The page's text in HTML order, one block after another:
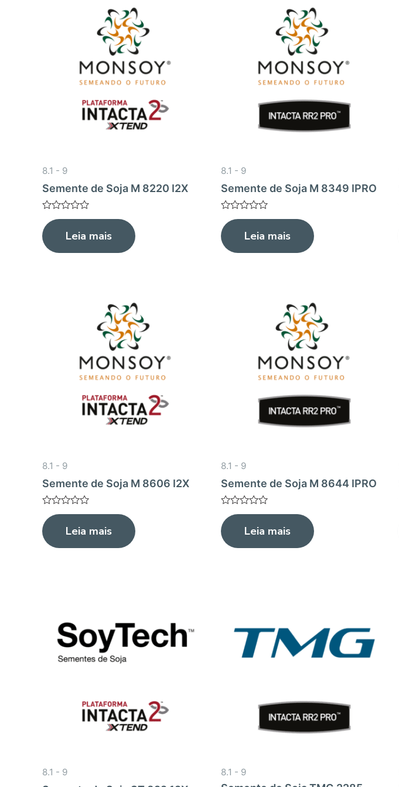
8.1 - 9
Semente de Soja M 8220 I2X
Avaliação
0
de
5
Leia mais
8.1 - 9
Semente de Soja M 8349 IPRO
Avaliação
0
de
5
Leia mais
8.1 - 9
Semente de Soja M 8606 I2X
Avaliação
0
de
5
Leia mais
8.1 - 9
Semente de Soja M 8644 IPRO
Avaliação
0
de
5
Leia mais
8.1 - 9 8.1 - 9